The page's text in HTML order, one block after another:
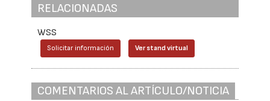
RELACIONADAS
WSS
Solicitar información Ver stand virtual
COMENTARIOS AL ARTÍCULO/NOTICIA